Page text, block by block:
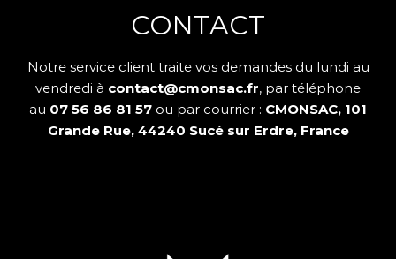
CONTACT
Notre service client traite vos demandes du lundi au
vendredi à contact@cmonsac.fr, par téléphone
au 07 56 86 81 57 ou par courrier : CMONSAC, 101
Grande Rue, 44240 Sucé sur Erdre, France